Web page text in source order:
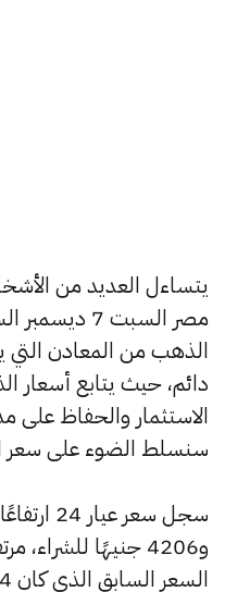
يتساءل العديد من
الذهب من المعادن التي
دائم، حيث يتابع أسعار
الاستثمار والحفاظ على
سنسلط الضوء على سعر